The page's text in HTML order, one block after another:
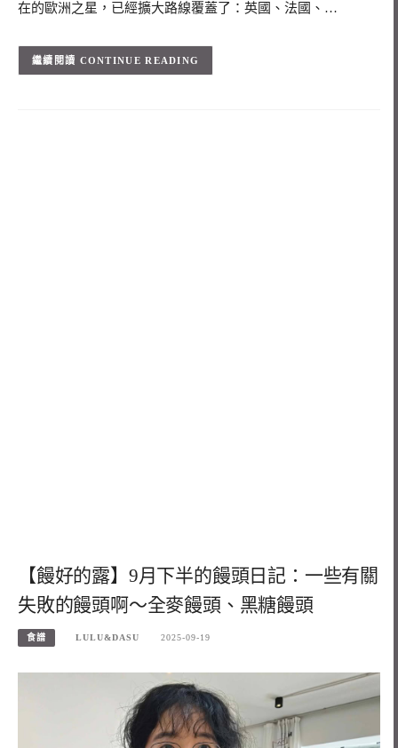
在的歐洲之星，已經擴大路線覆蓋了：英國、法國、…
CONTINUE READING
【饅好的露】9月下半的饅頭日記：一些有關
失敗的饅頭啊～全麥饅頭、黑糖饅頭
食譜 LULU&DASU 2025-09-19